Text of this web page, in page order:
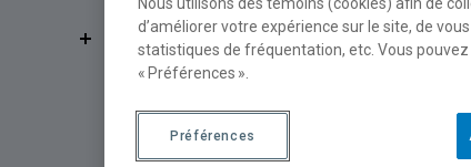
Organisme(s) porteur(s)
d’améliorer votre expérience sur le site, de
statistiques de fréquentation, etc. Vous
« Préférences ».
Préférences